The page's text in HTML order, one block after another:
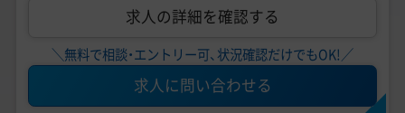
求人の詳細を確認する
＼無料で相談・エントリー可、状況確認だけでもOK!／
求人に問い合わせる